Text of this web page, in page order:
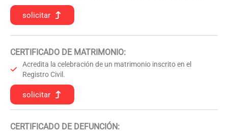
solicitar
CERTIFICADO DE MATRIMONIO:
Acredita la celebración de un matrimonio inscrito en el
Registro Civil.
solicitar
CERTIFICADO DE DEFUNCIÓN: